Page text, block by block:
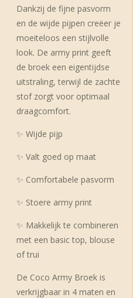
Dankzij de fijne pasvorm
en de wijde pijpen creëer je
moeiteloos een stijlvolle
look. De army print geeft
de broek een eigentijdse
uitstraling, terwijl de zachte
stof zorgt voor optimaal
draagcomfort.
✨ Wijde pijp
✨ Valt goed op maat
✨ Comfortabele pasvorm
✨ Stoere army print
✨ Makkelijk te combineren
met een basic top, blouse
of trui
De Coco Army Broek is
verkrijgbaar in 4 maten en